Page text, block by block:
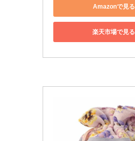
Amazonで見る
楽天市場で見る